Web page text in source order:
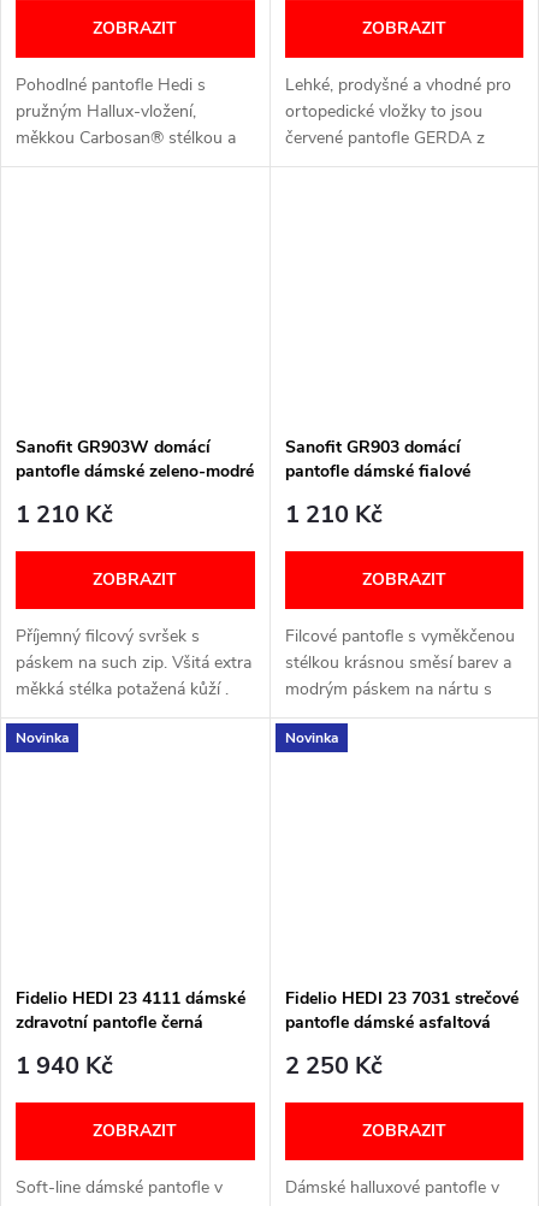
ZOBRAZIT
Pohodlné pantofle Hedi s
pružným Hallux‑vložení,
měkkou Carbosan® stélkou a
protiskluzovou podrážkou.
ZOBRAZIT
Lehké, prodyšné a vhodné pro
ortopedické vložky to jsou
červené pantofle GERDA z
měkké kůže, dvěma suchými
Sanofit GR903W domácí
pantofle dámské zeleno-modré
1 210 Kč
ZOBRAZIT
Příjemný filcový svršek s
páskem na such zip. Všitá extra
měkká stélka potažená kůží .
Podšívka kůže. Šířka: H (širší)
VELIKOSTNÍ TABULKA
Sanofit GR903 domácí
pantofle dámské fialové
1 210 Kč
ZOBRAZIT
Filcové pantofle s vyměkčenou
stélkou krásnou směsí barev a
modrým páskem na nártu s
ozdobou. Šířka: H (širší)
VELIKOSTNÍ TABULKA
Novinka
Fidelio HEDI 23 4111 dámské
zdravotní pantofle černá
1 940 Kč
ZOBRAZIT
Soft-line dámské pantofle v
Novinka
Fidelio HEDI 23 7031 strečové
pantofle dámské asfaltová
2 250 Kč
ZOBRAZIT
Dámské halluxové pantofle v